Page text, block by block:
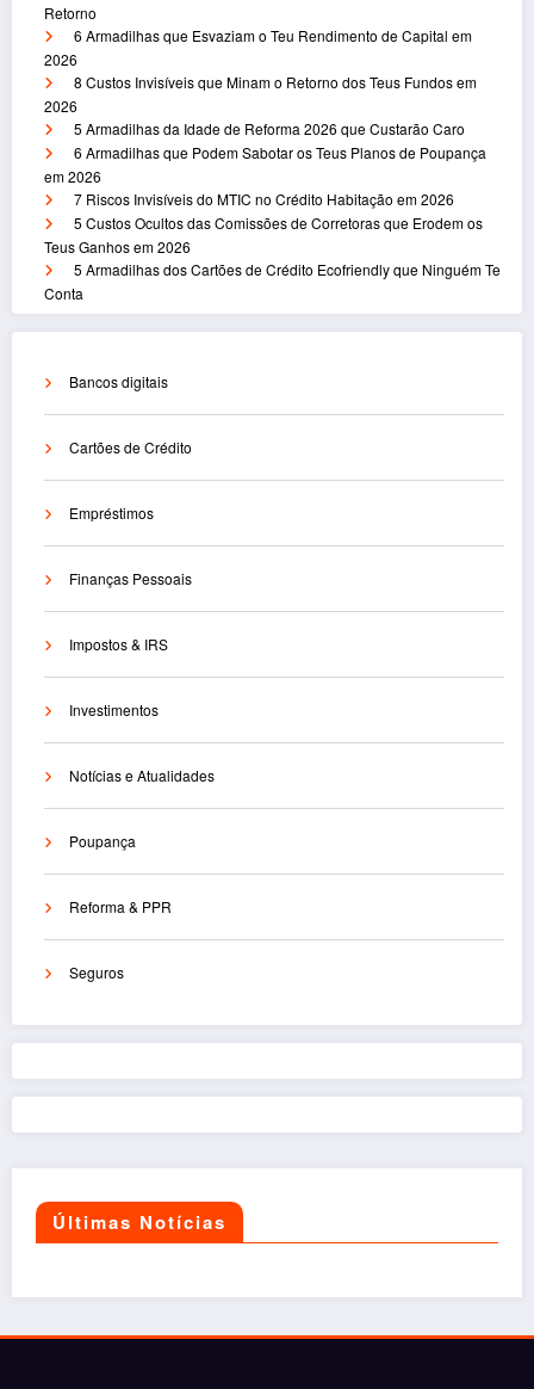
Retorno
6 Armadilhas que Esvaziam o Teu Rendimento de Capital em
2026
8 Custos Invisíveis que Minam o Retorno dos Teus Fundos em
2026
5 Armadilhas da Idade de Reforma 2026 que Custarão Caro
6 Armadilhas que Podem Sabotar os Teus Planos de Poupança
em 2026
7 Riscos Invisíveis do MTIC no Crédito Habitação em 2026
5 Custos Ocultos das Comissões de Corretoras que Erodem os
Teus Ganhos em 2026
5 Armadilhas dos Cartões de Crédito Ecofriendly que Ninguém Te
Conta
Bancos digitais
Cartões de Crédito
Empréstimos
Finanças Pessoais
Impostos & IRS
Investimentos
Notícias e Atualidades
Poupança
Reforma & PPR
Seguros
Últimas Notícias